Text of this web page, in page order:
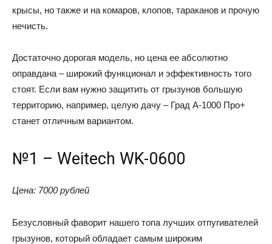
крысы, но также и на комаров, клопов, тараканов и прочую
нечисть.
Достаточно дорогая модель, но цена ее абсолютно
оправдана – широкий функционал и эффективность того
стоят. Если вам нужно защитить от грызунов большую
территорию, например, целую дачу – Град А-1000 Про+
станет отличным вариантом.
№1 – Weitech WK-0600
Цена: 7000 рублей
Безусловный фаворит нашего топа лучших отпугивателей
грызунов, который обладает самым широким